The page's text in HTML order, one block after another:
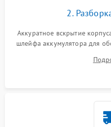
2.
Аккуратное вскрытие
шлейфа аккумулятора для
высохшей